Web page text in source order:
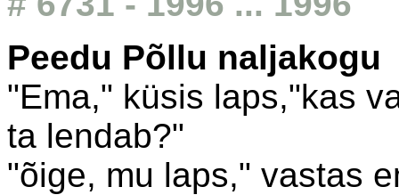
Peedu Põllu naljakogu
"Ema," küsis laps,"kas
ta lendab?"
"õige, mu laps," vastas